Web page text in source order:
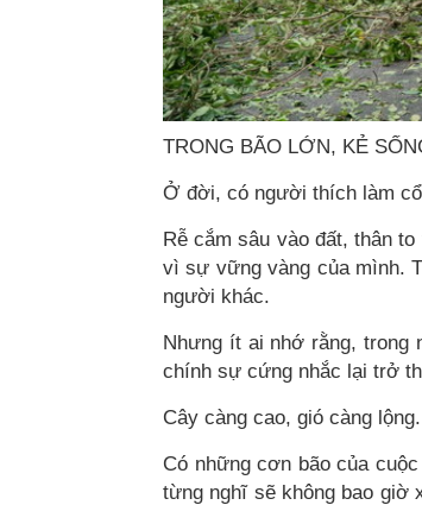
TRONG BÃO LỚN, KẺ
Ở đời, có người thích làm
Rễ cắm sâu vào đất, thân
vì sự vững vàng của mình.
người khác.
Nhưng ít ai nhớ rằng, trong
chính sự cứng nhắc lại trở
Cây càng cao, gió càng
Có những cơn bão của
từng nghĩ sẽ không bao giờ